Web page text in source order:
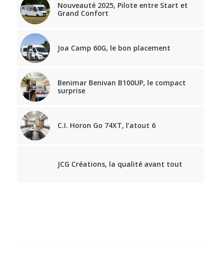
Nouveauté 2025, Pilote entre Start et
Grand Confort
Joa Camp 60G, le bon placement
Benimar Benivan B100UP, le compact
surprise
C.I. Horon Go 74XT, l’atout 6
JCG Créations, la qualité avant tout